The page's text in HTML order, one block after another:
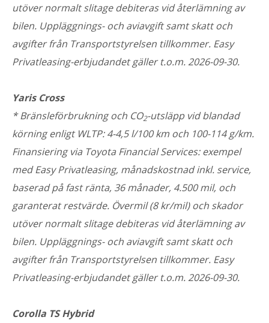
utöver normalt slitage debiteras vid återlämning av
bilen. Uppläggnings- och aviavgift samt skatt och
avgifter från Transportstyrelsen tillkommer. Easy
Privatleasing-erbjudandet gäller t.o.m. 2026-09-30.
Yaris Cross
* Bränsleförbrukning och CO2-utsläpp vid blandad
körning enligt WLTP: 4-4,5 l/100 km och 100-114 g/km.
Finansiering via Toyota Financial Services: exempel
med Easy Privatleasing, månadskostnad inkl. service,
baserad på fast ränta, 36 månader, 4.500 mil, och
garanterat restvärde. Övermil (8 kr/mil) och skador
utöver normalt slitage debiteras vid återlämning av
bilen. Uppläggnings- och aviavgift samt skatt och
avgifter från Transportstyrelsen tillkommer. Easy
Privatleasing-erbjudandet gäller t.o.m. 2026-09-30.
Corolla TS Hybrid